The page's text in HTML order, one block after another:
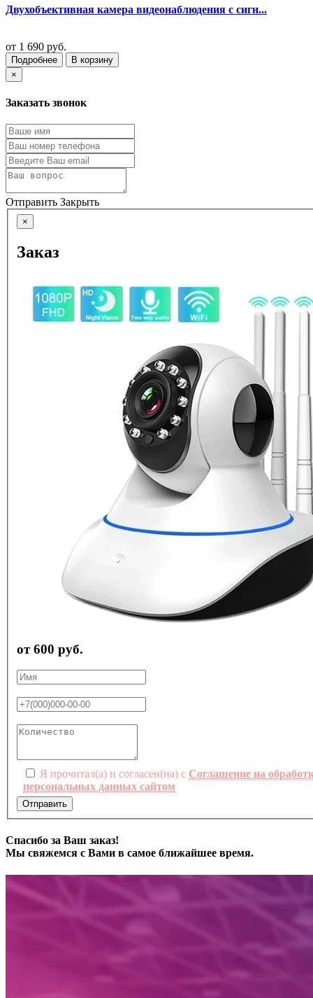
Двухобъективная камера видеонаблюдения с сигн...
от 1 690 руб.
Подробнее
В корзину
×
Заказать звонок
Отправить Закрыть
×
Заказ
от 600 руб.
Я прочитал(а) и согласен(на) с Соглашение на
персональных данных сайтом
Отправить
Спасибо за Ваш заказ!
Мы свяжемся с Вами в самое ближайшее время.